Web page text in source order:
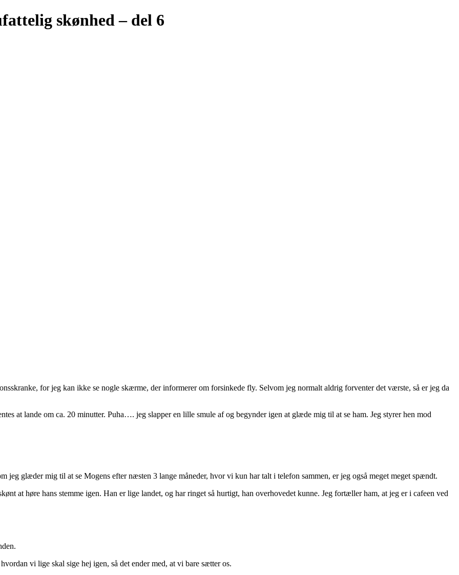
skønhed – del 6
for jeg kan ikke se nogle skærme, der informerer om forsinkede fly. Selvom jeg normalt aldrig forventer det værste, så er jeg da
at lande om ca. 20 minutter. Puha…. jeg slapper en lille smule af og begynder igen at glæde mig til at se ham. Jeg styrer hen mod
glæder mig til at se Mogens efter næsten 3 lange måneder, hvor vi kun har talt i telefon sammen, er jeg også meget meget spændt.
at høre hans stemme igen. Han er lige landet, og har ringet så hurtigt, han overhovedet kunne. Jeg fortæller ham, at jeg er i cafeen ved
vi lige skal sige hej igen, så det ender med, at vi bare sætter os.